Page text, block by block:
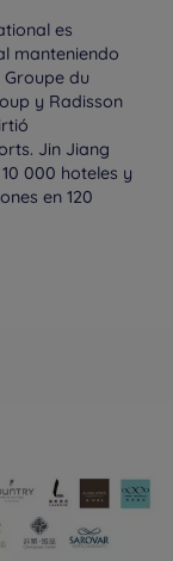
es
manteniendo
du
y Radisson
Jin Jiang
000 hoteles y
en 120